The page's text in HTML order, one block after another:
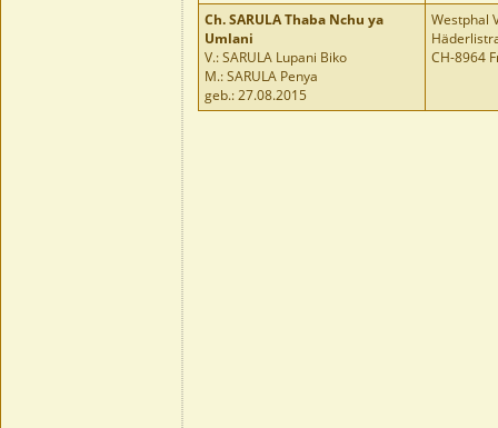
Ch.SARULA Thaba Nchu ya
Umlani
V.: SARULA Lupani Biko
M.: SARULA Penya
geb.: 27.08.2015
Westphal
CH-8964